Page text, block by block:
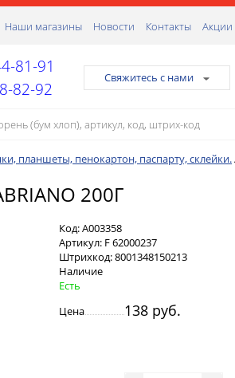
Наши магазины Новости Контакты Акции
81-91
82-92
Свяжитесь с нами
планшеты, пенокартон, паспарту, склейки.
200Г
Код:А003358
Артикул: F 62000237
Штрихкод:8001348150213
Наличие
Есть
Цена
138 руб.